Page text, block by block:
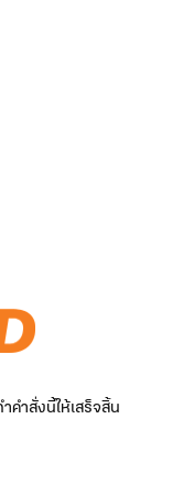
ำสั่งนี้ให้เสร็จสิ้น